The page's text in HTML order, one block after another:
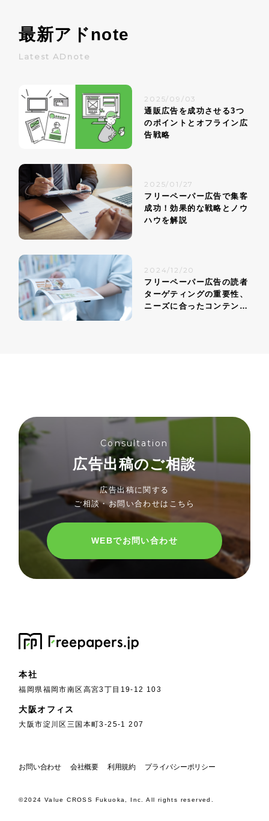
最新アドnote
Latest ADnote
2025/09/03
通販広告を成功させる3つ
のポイントとオフライン広
告戦略
2025/01/27
フリーペーパー広告で集客
成功！効果的な戦略とノウ
ハウを解説
2024/12/20
フリーペーパー広告の読者
ターゲティングの重要性、
ニーズに合ったコンテンツ
Consultation
広告出稿のご相談
広告出稿に関する
ご相談・お問い合わせはこちら
WEBでお問い合わせ
本社
福岡県福岡市南区高宮3丁目19-12 103
大阪オフィス
大阪市淀川区三国本町3-25-1 207
お問い合わせ 会社概要 利用規約 プライバシーポリシー
©2024 Value CROSS Fukuoka, Inc. All rights reserved.